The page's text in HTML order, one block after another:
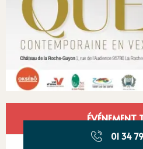
Ouverture et
ÉVÉNEMENT
01 34